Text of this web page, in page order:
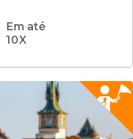
Em até
10X